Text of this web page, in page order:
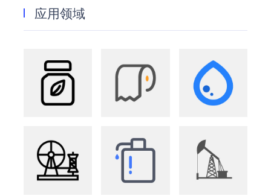
应用领域
农业 水处理
纺织 洗化